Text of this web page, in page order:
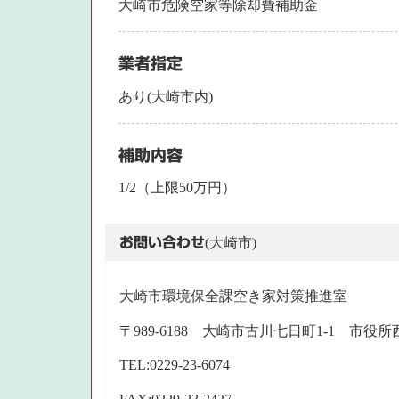
大崎市危険空家等除却費補助金
業者指定
あり(大崎市内)
補助内容
1/2（上限50万円）
お問い合わせ(大崎市)
大崎市環境保全課空き家対策推進室
〒989-6188 大崎市古川七日町1-1 市役所
TEL:0229-23-6074